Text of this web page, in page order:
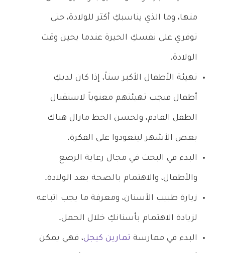
منها، وما الذي يناسبكِ أكثر للولادة، حتى
توفري على نفسكِ الحيرة عندما يحين وقت
الولادة.
تهيئة الأطفال الأكبر سناً، إذا كان لديكِ
أطفال فيجب تهيئتهم معنوياً لاستقبال
الطفل القادم، ولحسن الحظ مازال هناك
بعض الأشهر ليتعودوا على الفكرة.
البدء في البحث في مجال رعاية الرضع
والأطفال، والاهتمام بالصحة بعد الولادة.
زيارة طبيب الأسنان، ومعرفة ما يجب اتباعه
لزيادة الاهتمام بأسنانكِ خلال الحمل.
البدء في ممارسة تمارين كيجل، فهي يمكن